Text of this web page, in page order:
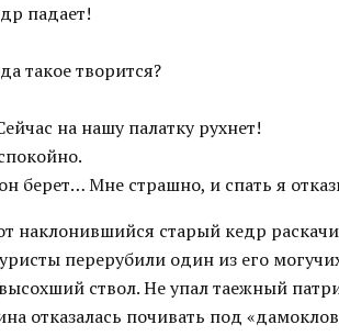
падает!
такое творится?
на нашу палатку рухнет!
берет… Мне страшно, и спать я
наклонившийся старый кедр
перерубили один из его
ствол. Не упал таежный
отказалась почивать под